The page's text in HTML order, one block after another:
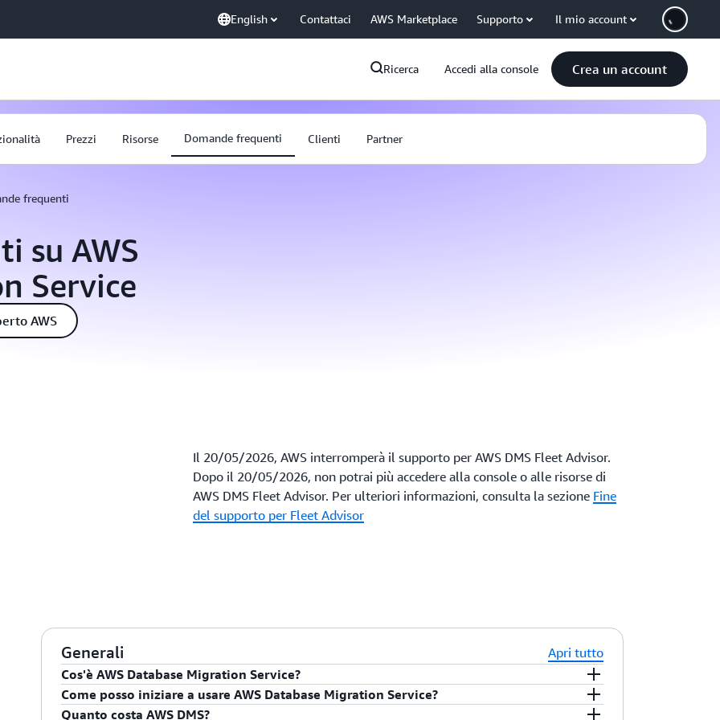
English Contattaci AWS Marketplace Supporto Il mio account
Ricerca Accedi alla console Crea un account
Prezzi Risorse Domande frequenti Clienti Partner
frequenti
su AWS
Service
AWS
Il 20/05/2026, AWS interromperà il supporto per AWS DMS Fleet Advisor.
Dopo il 20/05/2026, non potrai più accedere alla console o alle risorse di
AWS DMS Fleet Advisor. Per ulteriori informazioni, consulta la sezione Fine
del supporto per Fleet Advisor
Generali
Apri tutto
Cos'è AWS Database Migration Service?
AWS Database Migration Service (AWS DMS) è un servizio gestito di migrazione e replica che ti
Come posso iniziare a usare AWS Database Migration Service?
Quanto costa AWS DMS?